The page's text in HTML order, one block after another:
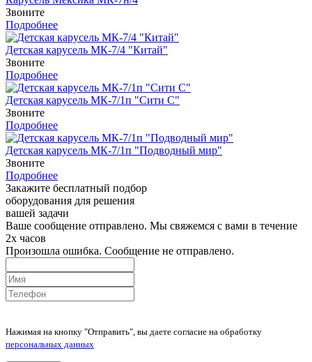
Звоните
Подробнее
Детская карусель МК-7/4 "Китай"
Звоните
Подробнее
Детская карусель МК-7/1п "Сити C"
Звоните
Подробнее
Детская карусель МК-7/1п "Подводный мир"
Звоните
Подробнее
Закажите бесплатный подбор
оборудования для решения
вашей задачи
Ваше сообщение отправлено. Мы свяжемся с вами в течение
2х часов
Произошла ошибка. Сообщение не отправлено.
Нажимая на кнопку "Отправить", вы даете согласие на обработку
персональных данных